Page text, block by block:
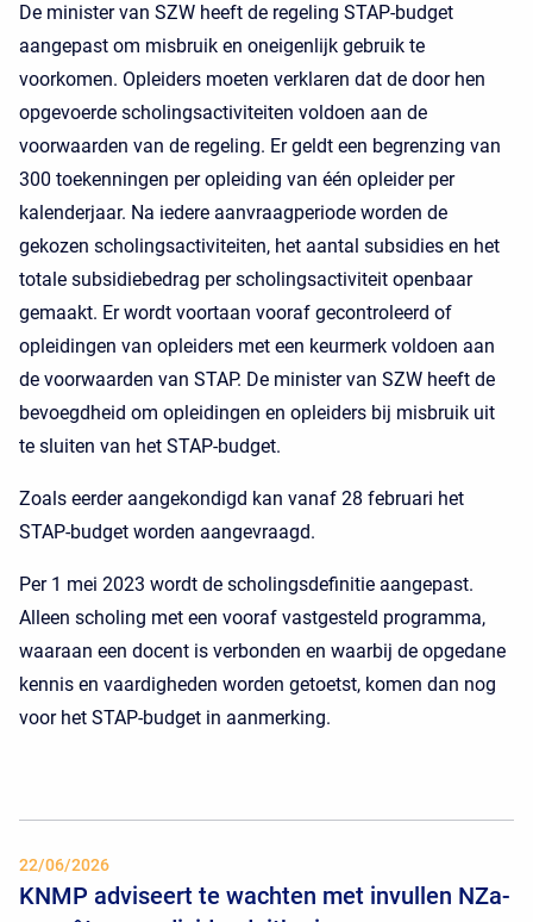
De minister van SZW heeft de regeling STAP-budget
aangepast om misbruik en oneigenlijk gebruik te
voorkomen. Opleiders moeten verklaren dat de door hen
opgevoerde scholingsactiviteiten voldoen aan de
voorwaarden van de regeling. Er geldt een begrenzing van
300 toekenningen per opleiding van één opleider per
kalenderjaar. Na iedere aanvraagperiode worden de
gekozen scholingsactiviteiten, het aantal subsidies en het
totale subsidiebedrag per scholingsactiviteit openbaar
gemaakt. Er wordt voortaan vooraf gecontroleerd of
opleidingen van opleiders met een keurmerk voldoen aan
de voorwaarden van STAP. De minister van SZW heeft de
bevoegdheid om opleidingen en opleiders bij misbruik uit
te sluiten van het STAP-budget.
Zoals eerder aangekondigd kan vanaf 28 februari het
STAP-budget worden aangevraagd.
Per 1 mei 2023 wordt de scholingsdefinitie aangepast.
Alleen scholing met een vooraf vastgesteld programma,
waaraan een docent is verbonden en waarbij de opgedane
kennis en vaardigheden worden getoetst, komen dan nog
voor het STAP-budget in aanmerking.
22/06/2026
KNMP adviseert te wachten met invullen NZa-